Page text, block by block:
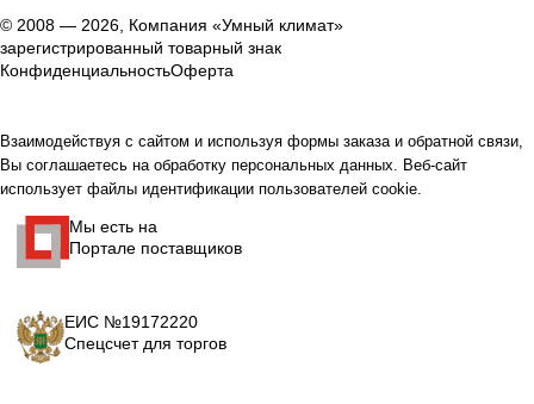
© 2008 — 2026, Компания «Умный климат»
зарегистрированный товарный знак
КонфиденциальностьОферта
Взаимодействуя с сайтом и используя формы заказа и обратной связи,
Вы соглашаетесь на обработку персональных данных. Веб-сайт
использует файлы идентификации пользователей cookie.
Мы есть на
Портале поставщиков
ЕИС №19172220
Спецсчет для торгов